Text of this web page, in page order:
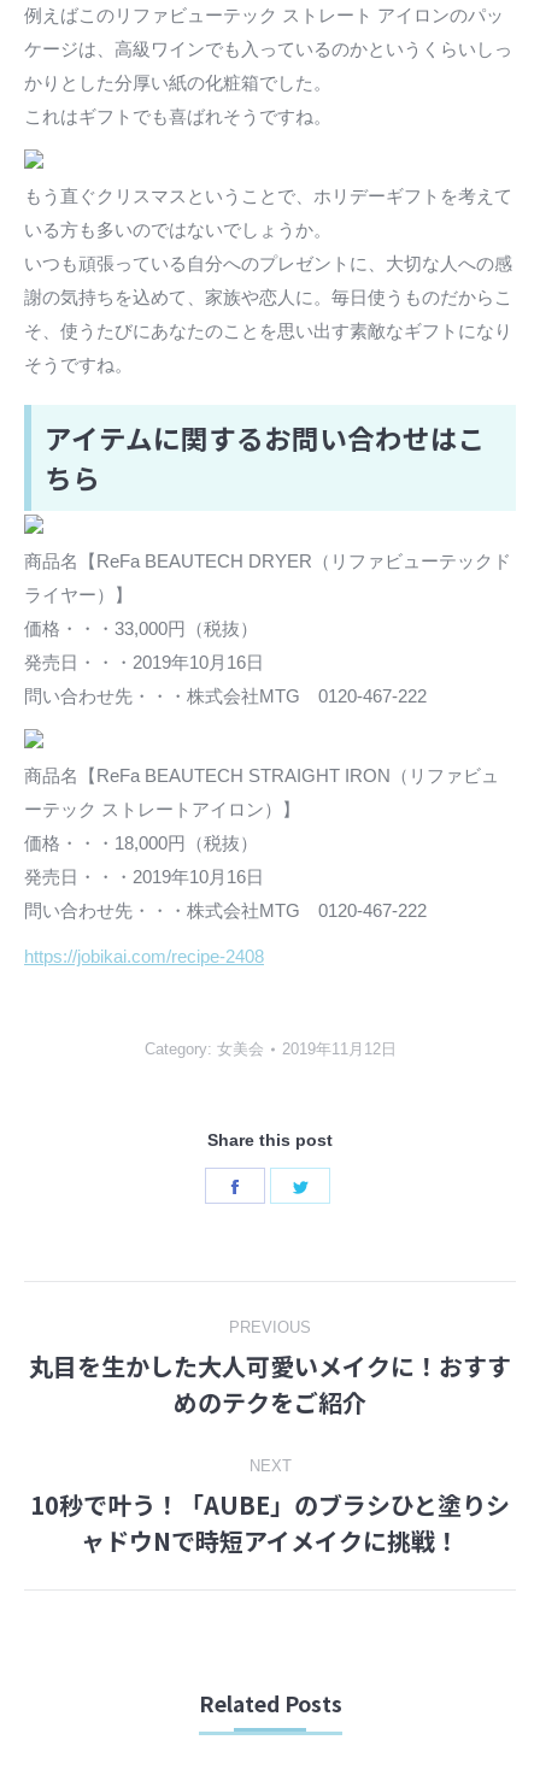
例えばこのリファビューテック ストレート アイロンのパッ
ケージは、高級ワインでも入っているのかというくらいしっ
かりとした分厚い紙の化粧箱でした。
これはギフトでも喜ばれそうですね。
もう直ぐクリスマスということで、ホリデーギフトを考えて
いる方も多いのではないでしょうか。
いつも頑張っている自分へのプレゼントに、大切な人への感
謝の気持ちを込めて、家族や恋人に。毎日使うものだからこ
そ、使うたびにあなたのことを思い出す素敵なギフトになり
そうですね。
アイテムに関するお問い合わせはこ
ちら
商品名【ReFa BEAUTECH DRYER（リファビューテックド
ライヤー）】
価格・・・33,000円（税抜）
発売日・・・2019年10月16日
問い合わせ先・・・株式会社MTG 0120-467-222
商品名【ReFa BEAUTECH STRAIGHT IRON（リファビュ
ーテック ストレートアイロン）】
価格・・・18,000円（税抜）
発売日・・・2019年10月16日
問い合わせ先・・・株式会社MTG 0120-467-222
https://jobikai.com/recipe-2408
Category: 女美会 2019年11月12日
Share this post
Share
navigation
PREVIOUS
Previous
post:
丸目を生かした大人可愛いメイクに！おすす
めのテクをご紹介
NEXT
Next
post:
10秒で叶う！「AUBE」のブラシひと塗りシ
ャドウNで時短アイメイクに挑戦！
Related Posts